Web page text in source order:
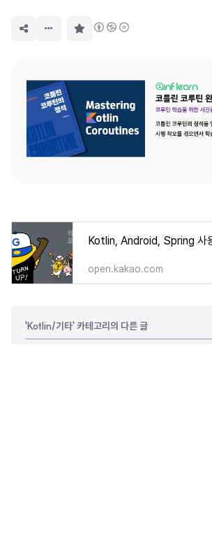
Kotlin, Android, Spring 사
open.kakao.com
'Kotlin/기타' 카테고리의 다른 글